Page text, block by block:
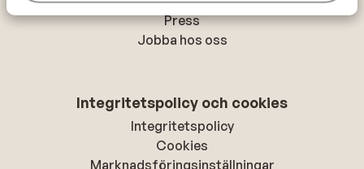
Press
Jobba hos oss
Integritetspolicy och cookies
Integritetspolicy
Cookies
Marknadsföringsinställningar